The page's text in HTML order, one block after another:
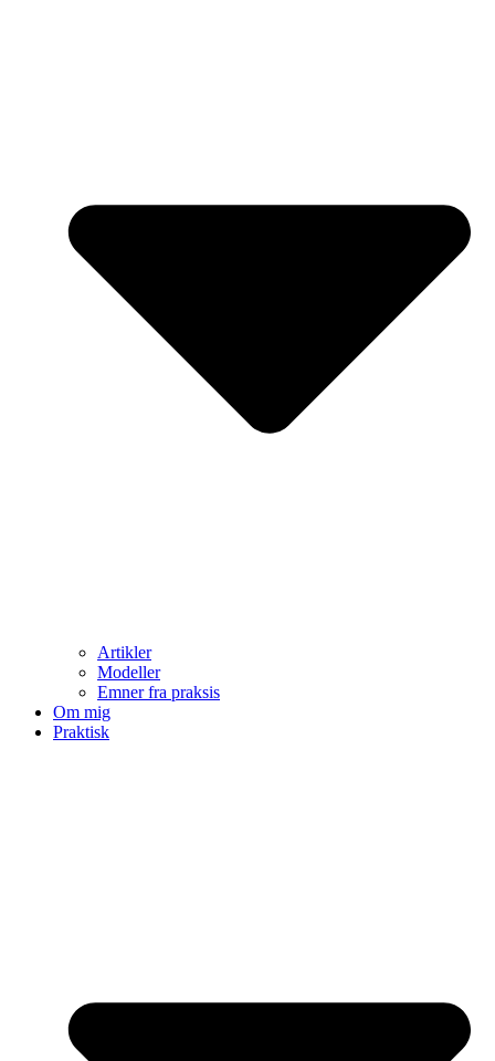
Artikler
Modeller
Emner fra praksis
Om mig
Praktisk